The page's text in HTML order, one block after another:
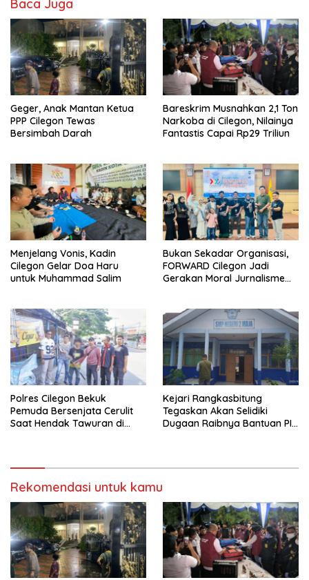
Baca Juga
Geger, Anak Mantan Ketua
PPP Cilegon Tewas
Bersimbah Darah
Bareskrim Musnahkan 2,1 Ton
Narkoba di Cilegon, Nilainya
Fantastis Capai Rp29 Triliun
Menjelang Vonis, Kadin
Cilegon Gelar Doa Haru
untuk Muhammad Salim
Bukan Sekadar Organisasi,
FORWARD Cilegon Jadi
Gerakan Moral Jurnalisme
Polres Cilegon Bekuk
Pemuda Bersenjata Cerulit
Saat Hendak Tawuran di
Kejari Rangkasbitung
Tegaskan Akan Selidiki
Dugaan Raibnya Bantuan PIP
Rekomendasi untuk kamu